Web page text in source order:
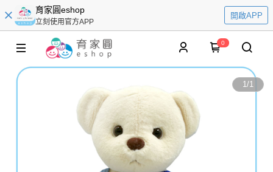
育家圓eshop
立刻使用官方APP
開啟APP
0
1/1